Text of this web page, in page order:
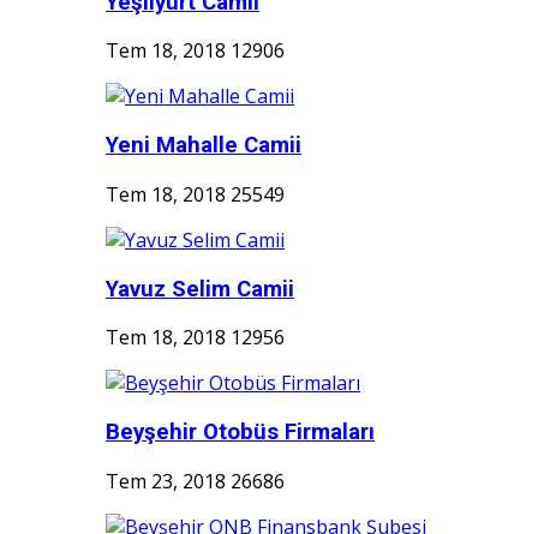
Tem 18, 2018 12906
Yeni Mahalle Camii
Tem 18, 2018 25549
Yavuz Selim Camii
Tem 18, 2018 12956
Beyşehir Otobüs Firmaları
Tem 23, 2018 26686